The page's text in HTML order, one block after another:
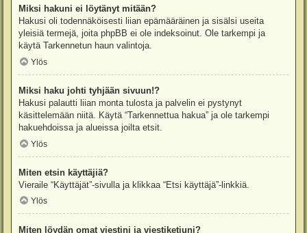
Miksi hakuni ei löytänyt mitään?
Hakusi oli todennäköisesti liian epämääräinen ja sisälsi useita
yleisiä termejä, joita phpBB ei ole indeksoinut. Ole tarkempi ja
käytä Tarkennetun haun valintoja.
Ylös
Miksi haku johti tyhjään sivuun!?
Hakusi palautti liian monta tulosta ja palvelin ei pystynyt
käsittelemään niitä. Käytä “Tarkennettua hakua” ja ole tarkempi
hakuehdoissa ja alueissa joilta etsit.
Ylös
Miten etsin käyttäjiä?
Vieraile “Käyttäjät”-sivulla ja klikkaa “Etsi käyttäjä”-linkkiä.
Ylös
Miten löydän omat viestini ja viestiketjuni?